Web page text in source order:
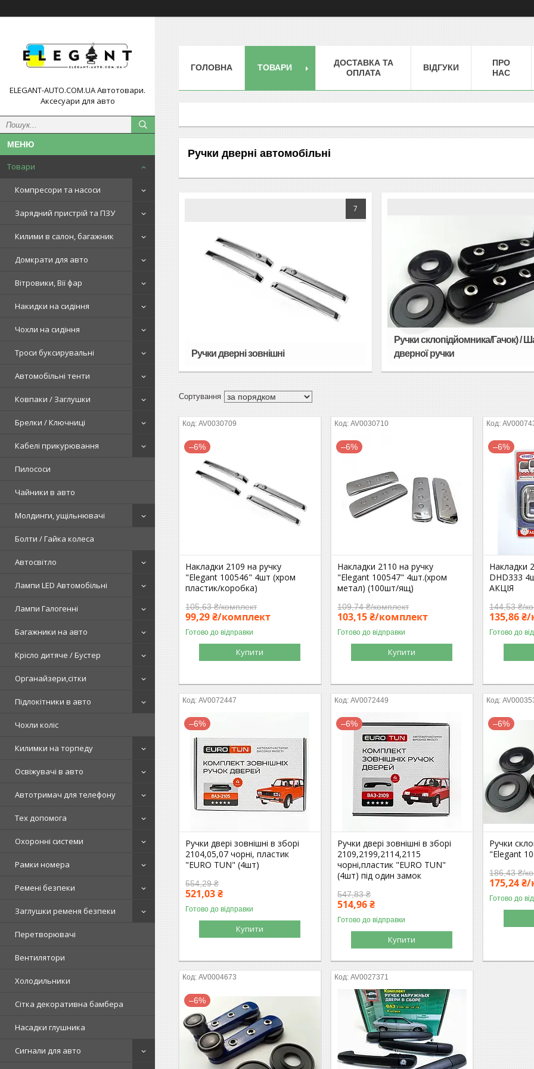
ELEGANT-AUTO.COM.UA Автотовари.
Аксесуари для авто
Товари
Компресори та насоси
Зарядний пристрій та ПЗУ
Килими в салон, багажник
Домкрати для авто
Вітровики, Вії фар
Накидки на сидіння
Чохли на сидіння
Троси буксирувальні
Автомобільні тенти
Ковпаки / Заглушки
Брелки / Ключниці
Кабелі прикурювання
Пилососи
Чайники в авто
Молдинги, ущільнювачі
Болти / Гайка колеса
Автосвітло
Лампи LED Автомобільні
Лампи Галогенні
Багажники на авто
Крісло дитяче / Бустер
Органайзери,сітки
Підлокітники в авто
Чохли коліс
Килимки на торпеду
Освіжувачі в авто
Автотримач для телефону
Тех допомога
Охоронні системи
Рамки номера
Ремені безпеки
Заглушки ременя безпеки
Перетворювачі
Вентилятори
Холодильники
Сітка декоративна бамбера
Насадки глушника
Сигнали для авто
ГОЛОВНА ТОВАРИ
ДОСТАВКА ТА
ОПЛАТА
ВІДГУКИ
ПРО
НАС
Ручки дверні автомобільні
7
Ручки дверні зовнішні
Ручки склопідйомника/Гачок) /
дверної ручки
AV0030709
–6%
Накладки 2109 на ручку
"Elegant 100546" 4шт (хром
пластик/коробка)
105,63 ₴/комплект
99,29 ₴/комплект
Готово до відправки
Купити
AV0030710
–6%
Накладки 2110 на ручку
"Elegant 100547" 4шт.(хром
метал) (100шт/ящ)
109,74 ₴/комплект
103,15 ₴/комплект
Готово до відправки
Купити
–6%
Накладки
DHD333
АКЦІЯ
144,53 ₴/
135,86
Готово до
AV0072447
–6%
Ручки двері зовнішні в зборі
2104,05,07 чорні, пластик
"EURO TUN" (4шт)
554,29 ₴
521,03 ₴
Готово до відправки
Купити
AV0072449
–6%
Ручки двері зовнішні в зборі
2109,2199,2114,2115
чорні,пластик "EURO TUN"
(4шт) під один замок
547,83 ₴
514,96 ₴
Готово до відправки
Купити
–6%
Ручки
"Elegant
186,43 ₴/
175,24
Готово до
AV0004673
–6%
AV0027371